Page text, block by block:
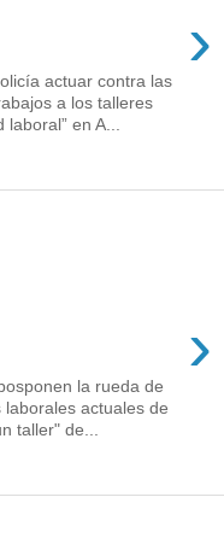
›
actuar contra las
a los talleres
en A...
›
la rueda de
actuales de
taller" de...